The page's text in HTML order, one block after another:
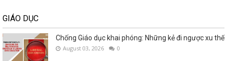
GIÁO DỤC
Chống Giáo dục khai phóng: Những kẻ đi ngược xu thế
August 03, 2026 0